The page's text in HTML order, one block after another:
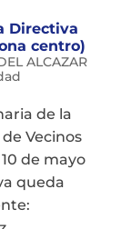
Directiva
centro)
ALCAZAR
de la
Vecinos
de mayo
queda